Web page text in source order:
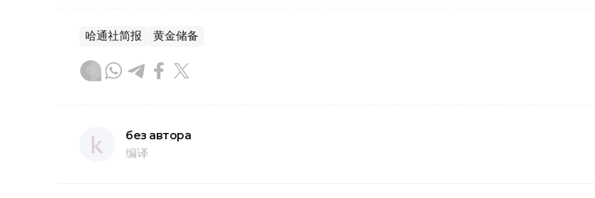
哈通社简报 黄金储备
без автора
编译